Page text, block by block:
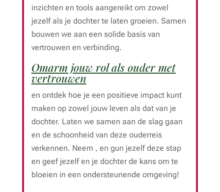
inzichten en tools aangereikt om zowel
jezelf als je dochter te laten groeien. Samen
bouwen we aan een solide basis van
vertrouwen en verbinding.
Omarm jouw rol als ouder met
vertrouwen
en ontdek hoe je een positieve impact kunt
maken op zowel jouw leven als dat van je
dochter. Laten we samen aan de slag gaan
en de schoonheid van deze ouderreis
verkennen. Neem , en gun jezelf deze stap
en geef jezelf en je dochter de kans om te
bloeien in een ondersteunende omgeving!